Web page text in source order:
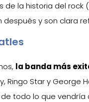
de la historia del
después y son clara
la banda más
Ringo Star y George
todo lo que vendría